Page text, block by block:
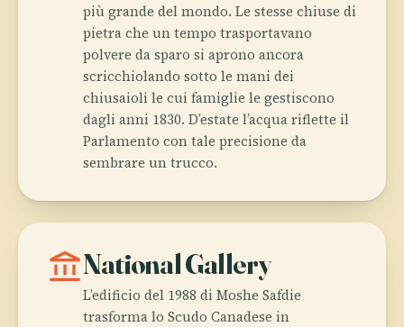
più grande del mondo. Le stesse chiuse di
pietra che un tempo trasportavano
polvere da sparo si aprono ancora
scricchiolando sotto le mani dei
chiusaioli le cui famiglie le gestiscono
dagli anni 1830. D’estate l’acqua riflette il
Parlamento con tale precisione da
sembrare un trucco.
account_balanceNational Gallery
L’edificio del 1988 di Moshe Safdie
trasforma lo Scudo Canadese in